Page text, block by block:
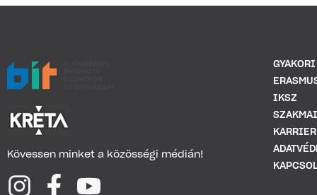
Kövessen minket a közösségi médián!
IKSZ
SZAKMAI
KARRIER